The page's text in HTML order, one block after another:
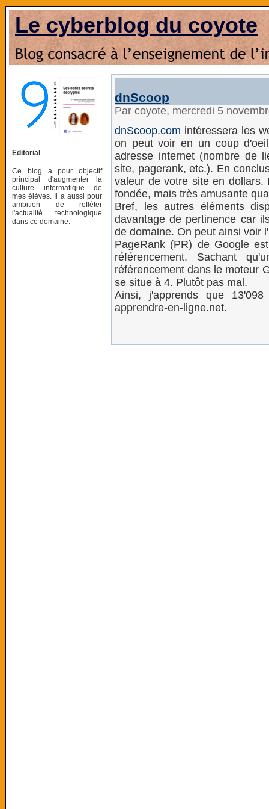
Le cyberblog du coyote
Editorial
Ce blog a pour objectif
principal d'augmenter la
culture informatique de
mes élèves. Il a aussi pour
ambition de refléter
l'actualité technologique
dans ce domaine.
dnScoop
Par coyote, mercredi 5
dnScoop.com intéressera les
on peut voir en un coup
adresse internet (nombre de
site, pagerank, etc.). En
valeur de votre site en dollars.
fondée, mais très amusante
Bref, les autres éléments
davantage de pertinence car
de domaine. On peut ainsi voir
PageRank (PR) de Google
référencement. Sachant
référencement dans le moteur
se situe à 4. Plutôt pas mal.
Ainsi, j'apprends que
apprendre-en-ligne.net.